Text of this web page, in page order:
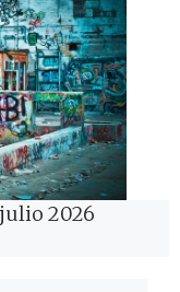
2026